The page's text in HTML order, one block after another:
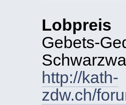
Lobpreis
Gebets-
http://kath-
zdw.ch/